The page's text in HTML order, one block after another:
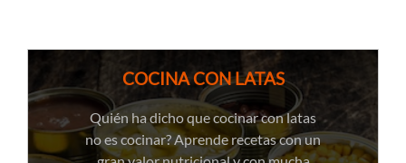
COCINA CON LATAS
Quién ha dicho que cocinar con latas
no es cocinar? Aprende recetas con un